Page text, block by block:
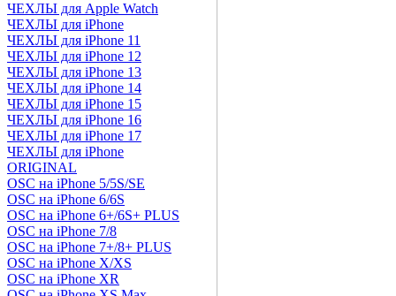
ЧЕХЛЫ для Apple Watch
ЧЕХЛЫ для iPhone
ЧЕХЛЫ для iPhone 11
ЧЕХЛЫ для iPhone 12
ЧЕХЛЫ для iPhone 13
ЧЕХЛЫ для iPhone 14
ЧЕХЛЫ для iPhone 15
ЧЕХЛЫ для iPhone 16
ЧЕХЛЫ для iPhone 17
ЧЕХЛЫ для iPhone
ORIGINAL
OSC на iPhone 5/5S/SE
OSC на iPhone 6/6S
OSC на iPhone 6+/6S+ PLUS
OSC на iPhone 7/8
OSC на iPhone 7+/8+ PLUS
OSC на iPhone X/XS
OSC на iPhone XR